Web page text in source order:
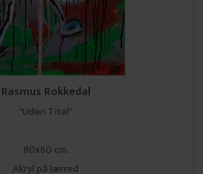
Rasmus Rokkedal
"Uden Titel"
80x60 cm.
Akryl på lærred